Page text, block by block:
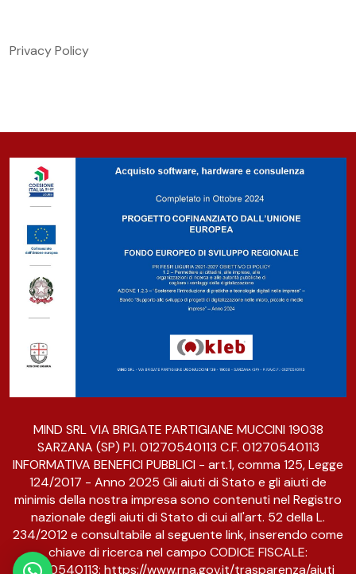
Privacy Policy
MIND SRL VIA BRIGATE PARTIGIANE MUCCINI 19038
SARZANA (SP) P.I. 01270540113 C.F. 01270540113
INFORMATIVA BENEFICI PUBBLICI - art.1, comma 125, Legge
124/2017 - Anno 2025 Gli aiuti di Stato e gli aiuti de
minimis della nostra impresa sono contenuti nel Registro
nazionale degli aiuti di Stato di cui all'art. 52 della L.
234/2012 e consultabile al seguente link, inserendo come
chiave di ricerca nel campo CODICE FISCALE:
01270540113: https://www.rna.gov.it/trasparenza/aiuti